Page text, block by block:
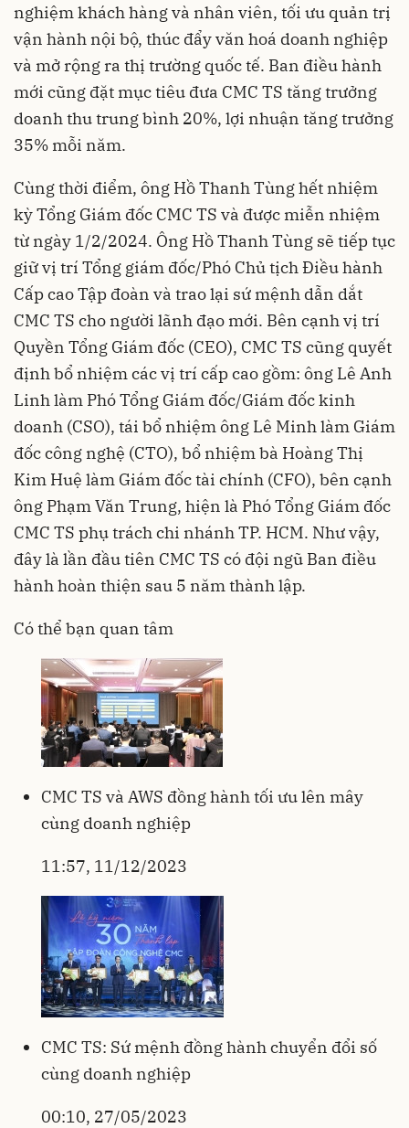
nghiệm khách hàng và nhân viên, tối ưu quản trị
vận hành nội bộ, thúc đẩy văn hoá doanh nghiệp
và mở rộng ra thị trường quốc tế. Ban điều hành
mới cũng đặt mục tiêu đưa CMC TS tăng trưởng
doanh thu trung bình 20%, lợi nhuận tăng trưởng
35% mỗi năm.
Cùng thời điểm, ông Hồ Thanh Tùng hết nhiệm
kỳ Tổng Giám đốc CMC TS và được miễn nhiệm
từ ngày 1/2/2024. Ông Hồ Thanh Tùng sẽ tiếp tục
giữ vị trí Tổng giám đốc/Phó Chủ tịch Điều hành
Cấp cao Tập đoàn và trao lại sứ mệnh dẫn dắt
CMC TS cho người lãnh đạo mới. Bên cạnh vị trí
Quyền Tổng Giám đốc (CEO), CMC TS cũng quyết
định bổ nhiệm các vị trí cấp cao gồm: ông Lê Anh
Linh làm Phó Tổng Giám đốc/Giám đốc kinh
doanh (CSO), tái bổ nhiệm ông Lê Minh làm Giám
đốc công nghệ (CTO), bổ nhiệm bà Hoàng Thị
Kim Huệ làm Giám đốc tài chính (CFO), bên cạnh
ông Phạm Văn Trung, hiện là Phó Tổng Giám đốc
CMC TS phụ trách chi nhánh TP. HCM. Như vậy,
đây là lần đầu tiên CMC TS có đội ngũ Ban điều
hành hoàn thiện sau 5 năm thành lập.
Có thể bạn quan tâm
CMC TS và AWS đồng hành tối ưu lên mây
cùng doanh nghiệp
11:57, 11/12/2023
CMC TS: Sứ mệnh đồng hành chuyển đổi số
cùng doanh nghiệp
00:10, 27/05/2023